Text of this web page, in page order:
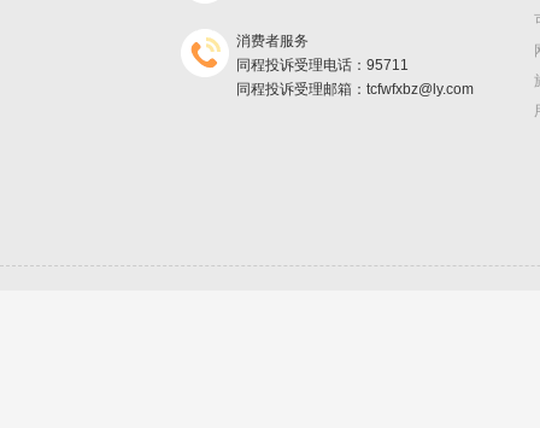
消费者服务
同程投诉受理电话：95711
同程投诉受理邮箱：tcfwfxbz@ly.com